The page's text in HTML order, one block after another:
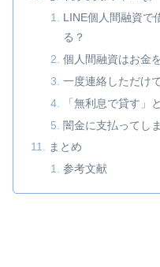
LINE個人間融資で
る？
個人間融資はお金
一度連絡しただけ
「無利息で貸す」
闇金に支払ってし
まとめ
参考文献